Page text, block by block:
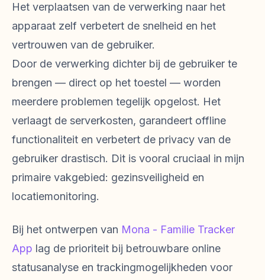
Het verplaatsen van de verwerking naar het
apparaat zelf verbetert de snelheid en het
vertrouwen van de gebruiker.
Door de verwerking dichter bij de gebruiker te
brengen — direct op het toestel — worden
meerdere problemen tegelijk opgelost. Het
verlaagt de serverkosten, garandeert offline
functionaliteit en verbetert de privacy van de
gebruiker drastisch. Dit is vooral cruciaal in mijn
primaire vakgebied: gezinsveiligheid en
locatiemonitoring.
Bij het ontwerpen van Mona - Familie Tracker
App lag de prioriteit bij betrouwbare online
statusanalyse en trackingmogelijkheden voor